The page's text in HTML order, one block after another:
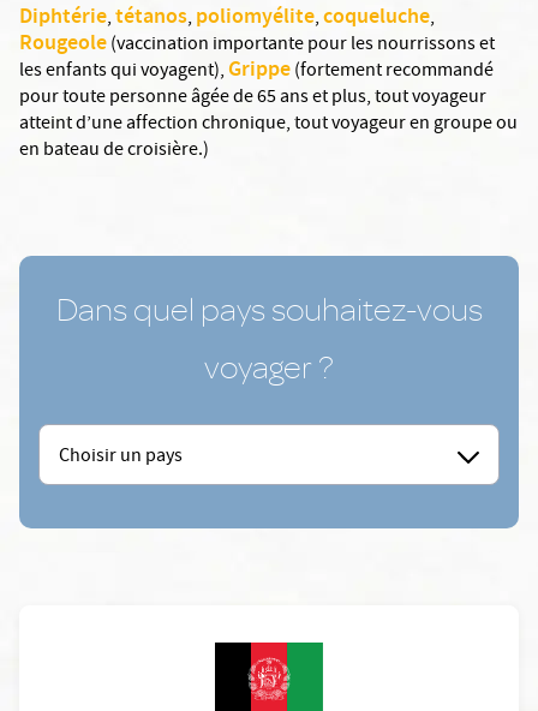
Diphtérie,tétanos, poliomyélite,coqueluche,
Rougeole(vaccination importante pour les nourrissons et
les enfants qui voyagent),Grippe(fortement recommandé
pour toute personne âgée de 65 ans et plus, tout voyageur
atteint d’une affection chronique, tout voyageur en groupe ou
en bateau de croisière.)
Dans quel pays souhaitez-vous
voyager ?
Choisir un pays